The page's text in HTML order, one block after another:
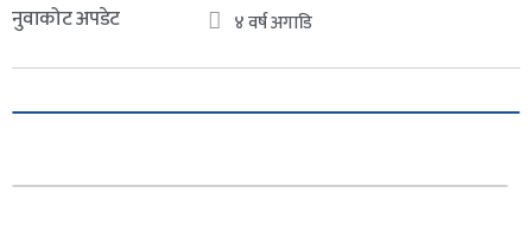
नुवाकोट अपडेट ४ वर्ष अगाडि